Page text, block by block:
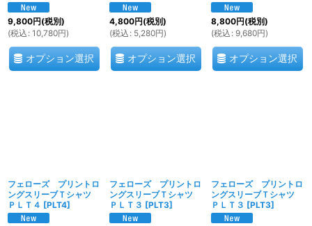
9,800円(税別)
(税込 : 10,780円)
オプション選択
4,800円(税別)
(税込 : 5,280円)
オプション選択
8,800円(税別)
(税込 : 9,680円)
オプション選択
フェローズ プリントロ
ングスリーブＴシャツ
ＰＬＴ４ [PLT4]
フェローズ プリントロ
ングスリーブＴシャツ
ＰＬＴ３ [PLT3]
フェローズ プリントロ
ングスリーブＴシャツ
ＰＬＴ３ [PLT3]